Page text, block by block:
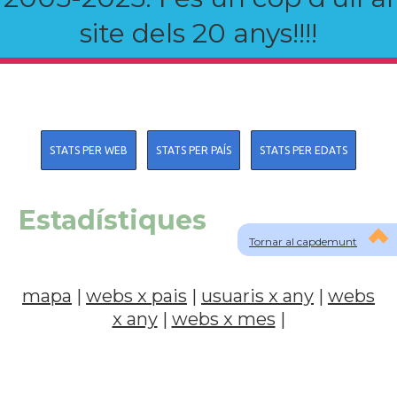
site dels 20 anys!!!!
Tornar al capdemunt
STATS PER WEB STATS PER PAÍS STATS PER EDATS
Estadístiques
mapa | webs x pais | usuaris x any | webs
x any| webs x mes |